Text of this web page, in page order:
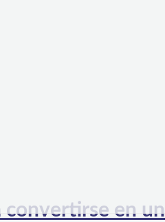
convertirse en un